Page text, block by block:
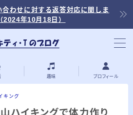
わせに対する返答対応に関しま
2024年10月18日）
趣味 プロフィール
キング
ハイキングで体力作り